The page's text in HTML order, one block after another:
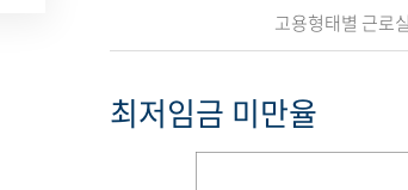
고용형태별 근로
최저임금 미만율